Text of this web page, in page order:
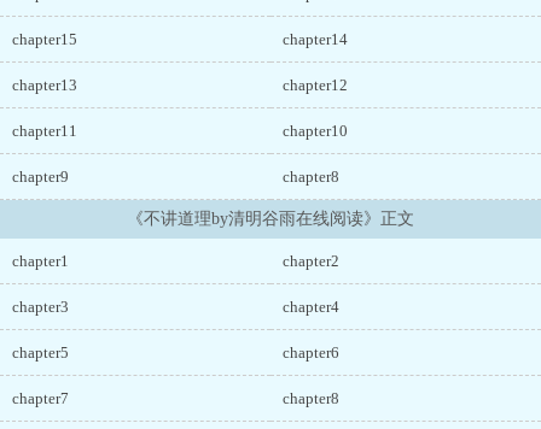
chapter15 chapter14
chapter13 chapter12
chapter11 chapter10
chapter9 chapter8
《不讲道理by清明谷雨在线阅读》正文
chapter1 chapter2
chapter3 chapter4
chapter5 chapter6
chapter7 chapter8